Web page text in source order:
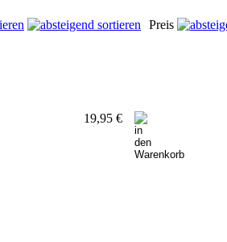
Preis
19,95 €